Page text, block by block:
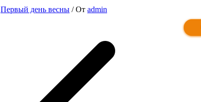
Первый день весны / От admin